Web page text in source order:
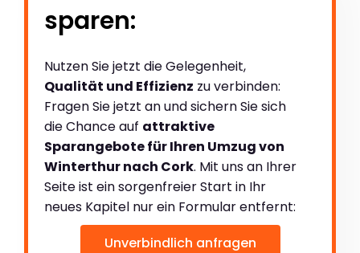
sparen:
Nutzen Sie jetzt die Gelegenheit,
Qualität und Effizienz zu verbinden:
Fragen Sie jetzt an und sichern Sie sich
die Chance auf attraktive
Sparangebote für Ihren Umzug von
Winterthur nach Cork. Mit uns an Ihrer
Seite ist ein sorgenfreier Start in Ihr
neues Kapitel nur ein Formular entfernt:
Unverbindlich anfragen